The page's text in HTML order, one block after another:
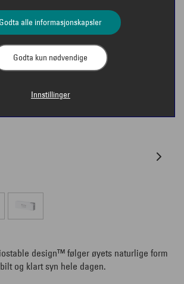
design™ følger øyets naturlige form
og klart syn hele dagen.
Godta alle informasjonskapsler
Godta kun nødvendige
Innstillinger